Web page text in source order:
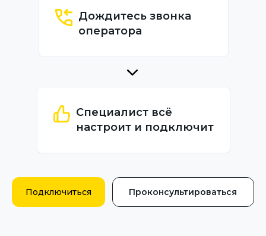
Дождитесь звонка
оператора
Специалист всё
настроит и подключит
Подключиться Проконсультироваться